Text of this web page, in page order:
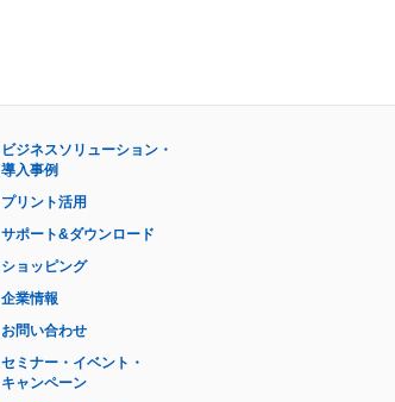
ビジネスソリューション・
導入事例
プリント活用
サポート&ダウンロード
ショッピング
企業情報
お問い合わせ
セミナー・イベント・
キャンペーン